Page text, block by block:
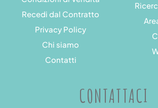
Recedi dal Contratto
Privacy Policy
Chi siamo
Contatti
CONTATTACI